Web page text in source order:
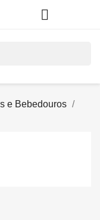

e Bebedouros